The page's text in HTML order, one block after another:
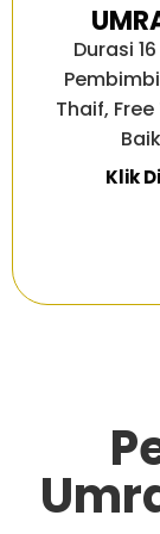
Durasi
Thaif,
Klik